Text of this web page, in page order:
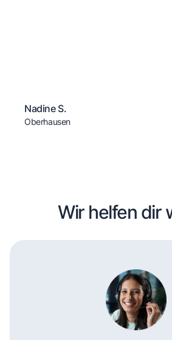
Nadine S.
Oberhausen
Wir helfen dir